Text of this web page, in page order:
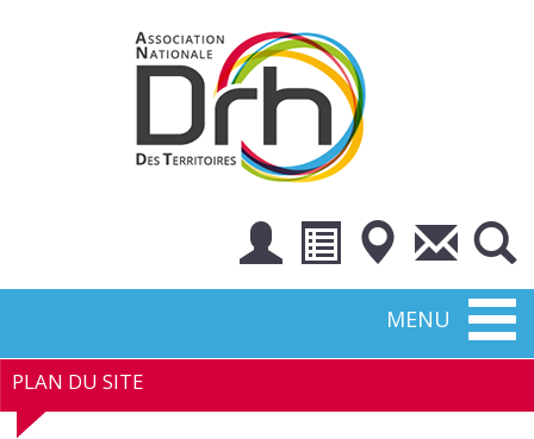
MENU
PLAN DU SITE